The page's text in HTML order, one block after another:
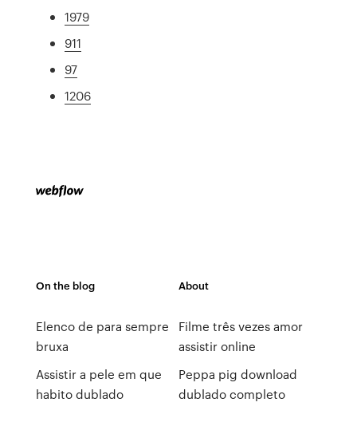
1979
911
97
1206
On the blog
Elenco de para sempre
bruxa
Assistir a pele em que
habito dublado
About
Filme três vezes amor
assistir online
Peppa pig download
dublado completo